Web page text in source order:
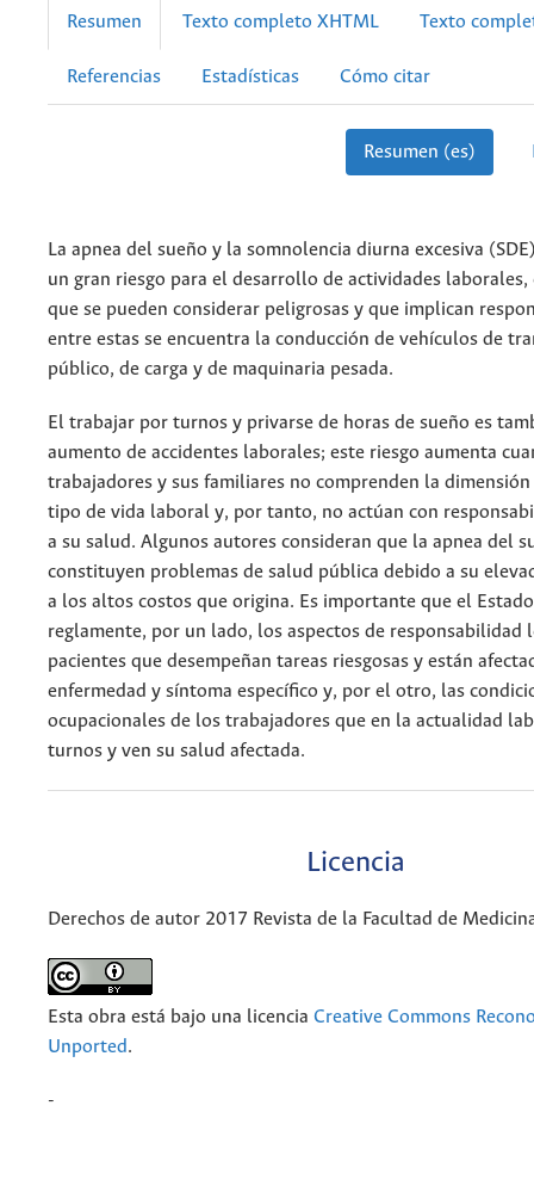
Resumen Texto completo XHTML Texto
Referencias Estadísticas Cómo citar
Resumen (es)
La apnea del sueño y la somnolencia diurna excesiva
un gran riesgo para el desarrollo de actividades laborales,
que se pueden considerar peligrosas y que implican
entre estas se encuentra la conducción de vehículos de
público, de carga y de maquinaria pesada.
El trabajar por turnos y privarse de horas de sueño es
aumento de accidentes laborales; este riesgo aumenta
trabajadores y sus familiares no comprenden la
tipo de vida laboral y, por tanto, no actúan con
a su salud. Algunos autores consideran que la apnea del
constituyen problemas de salud pública debido a su
a los altos costos que origina. Es importante que el
reglamente, por un lado, los aspectos de responsabilidad
pacientes que desempeñan tareas riesgosas y están
enfermedad y síntoma específico y, por el otro, las
ocupacionales de los trabajadores que en la actualidad
turnos y ven su salud afectada.
Licencia
Derechos de autor 2017 Revista de la Facultad de
Esta obra está bajo una licencia Creative Commons
Unported.
-